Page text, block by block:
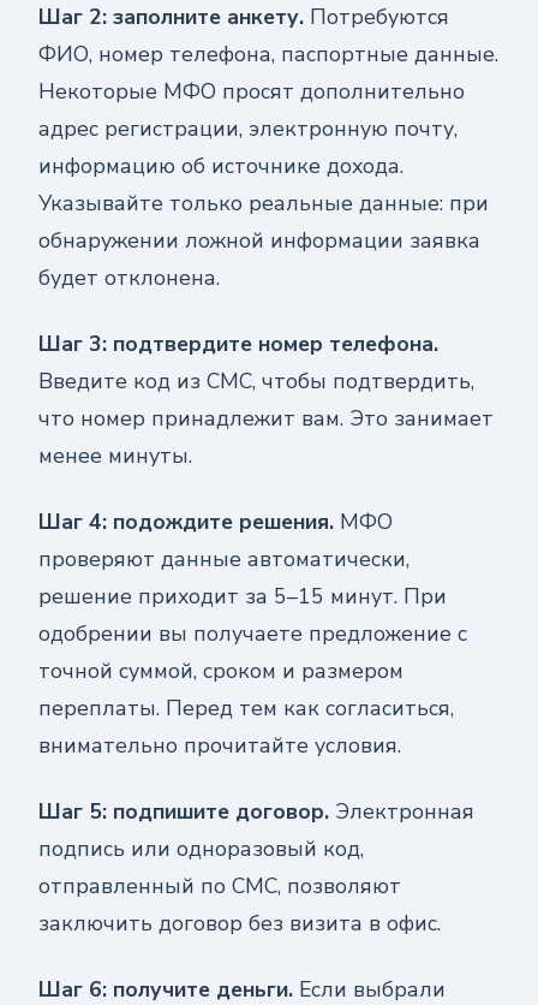
Шаг 2: заполните анкету. Потребуются
ФИО, номер телефона, паспортные данные.
Некоторые МФО просят дополнительно
адрес регистрации, электронную почту,
информацию об источнике дохода.
Указывайте только реальные данные: при
обнаружении ложной информации заявка
будет отклонена.
Шаг 3: подтвердите номер телефона.
Введите код из СМС, чтобы подтвердить,
что номер принадлежит вам. Это занимает
менее минуты.
Шаг 4: подождите решения. МФО
проверяют данные автоматически,
решение приходит за 5–15 минут. При
одобрении вы получаете предложение с
точной суммой, сроком и размером
переплаты. Перед тем как согласиться,
внимательно прочитайте условия.
Шаг 5: подпишите договор. Электронная
подпись или одноразовый код,
отправленный по СМС, позволяют
заключить договор без визита в офис.
Шаг 6: получите деньги. Если выбрали